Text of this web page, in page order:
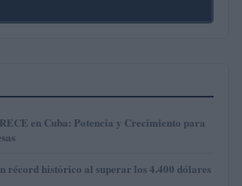
en Cuba: Potencia y Crecimiento para
récord histórico al superar los 4.400 dólares